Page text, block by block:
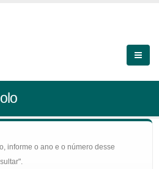
informe o ano e o número desse